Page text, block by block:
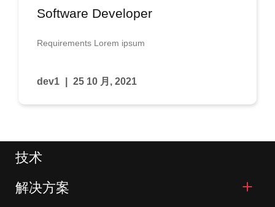
Software Developer
Requirements Lorem ipsum
dev1 25 10 月, 2021
技术
解决方案